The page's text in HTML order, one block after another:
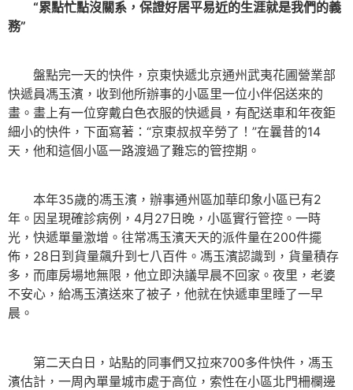
“累點忙點沒關系，保證好居平易近的生涯就是我們的義
務”
盤點完一天的快件，京東快遞北京通州武夷花圃營業部
快遞員馮玉濱，收到他所辦事的小區里一位小伴侶送來的
畫。畫上有一位穿戴白色衣服的快遞員，有配送車和年夜鉅
細小的快件，下面寫著：“京東叔叔辛勞了！”在曩昔的14
天，他和這個小區一路渡過了難忘的管控期。
本年35歲的馮玉濱，辦事通州區加華印象小區已有2
年。因呈現確診病例，4月27日晚，小區實行管控。一時
光，快遞單量激增。往常馮玉濱天天的派件量在200件擺
佈，28日到貨量飆升到七八百件。馮玉濱認識到，貨量積存
多，而庫房場地無限，他立即決議早晨不回家。夜里，老婆
不安心，給馮玉濱送來了被子，他就在快遞車里睡了一早
晨。
第二天白日，站點的同事們又拉來700多件快件，馮玉
濱估計，一周內單量城市處于高位，索性在小區北門柵欄邊